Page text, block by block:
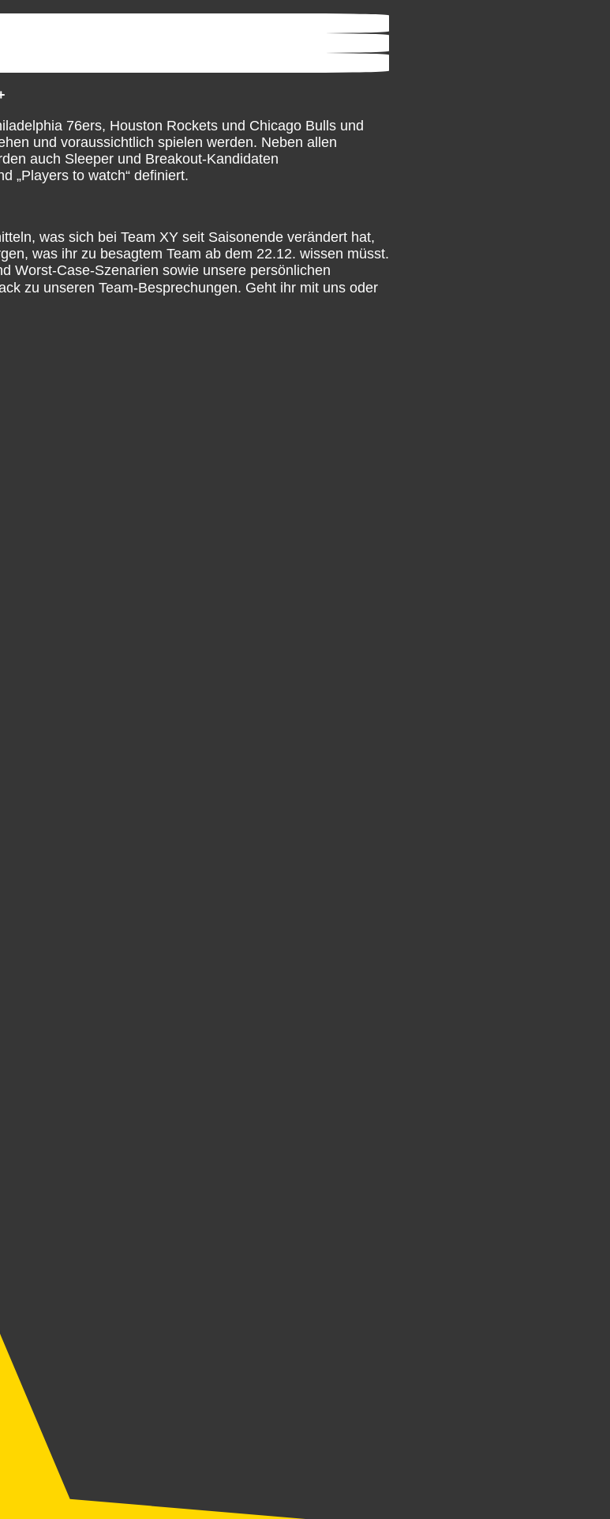
76ers, Houston Rockets und Chicago Bulls und
und voraussichtlich spielen werden. Neben allen
auch Sleeper und Breakout-Kandidaten
„Players to watch“ definiert.
was sich bei Team XY seit Saisonende verändert hat,
was ihr zu besagtem Team ab dem 22.12. wissen müsst.
Worst-Case-Szenarien sowie unsere persönlichen
zu unseren Team-Besprechungen. Geht ihr mit uns oder